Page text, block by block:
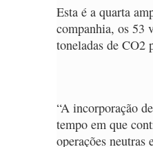
Esta é a quarta
companhia, os 53
toneladas de CO2
“A incorporação
tempo em que
operações